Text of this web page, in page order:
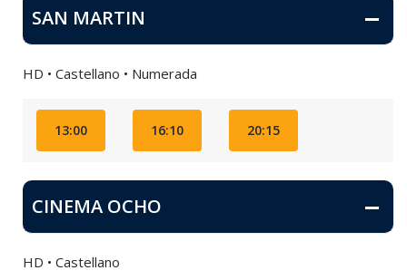
SAN MARTIN
HD • Castellano • Numerada
13:00 16:10 20:15
CINEMA OCHO
HD • Castellano